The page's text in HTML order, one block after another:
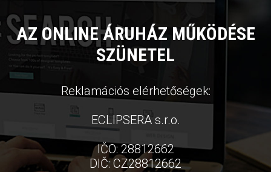
AZ ONLINE ÁRUHÁZ MŰKÖDÉSE
SZÜNETEL
Reklamációs elérhetőségek:
ECLIPSERA s.r.o.
IČO: 28812662
DIČ: CZ28812662